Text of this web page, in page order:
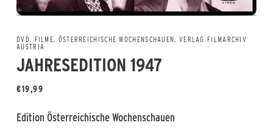
DVD, FILME, ÖSTERREICHISCHE WOCHENSCHAUEN, VERLAG FILMARCHIV
AUSTRIA
JAHRESEDITION 1947
€19,99
Edition Österreichische Wochenschauen